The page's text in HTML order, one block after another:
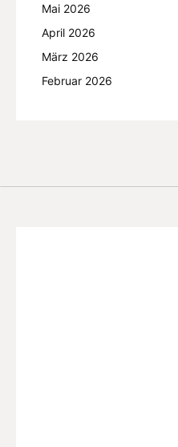
Mai 2026
April 2026
März 2026
Februar 2026